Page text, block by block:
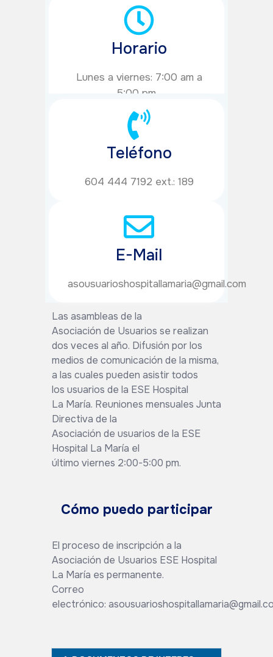
Horario
Lunes a viernes: 7:00 am a
5:00 pm.
Teléfono
604 444 7192 ext.: 189
E-Mail
asousuarioshospitallamaria@gmail.com
Las asambleas de la
Asociación de Usuarios se realizan
dos veces al año. Difusión por los
medios de comunicación de la misma,
a las cuales pueden asistir todos
los usuarios de la ESE Hospital
La María. Reuniones mensuales Junta
Directiva de la
Asociación de usuarios de la ESE
Hospital La María el
último viernes 2:00-5:00 pm.
Cómo puedo participar
El proceso de inscripción a la
Asociación de Usuarios ESE Hospital
La María es permanente.
Correo
electrónico: